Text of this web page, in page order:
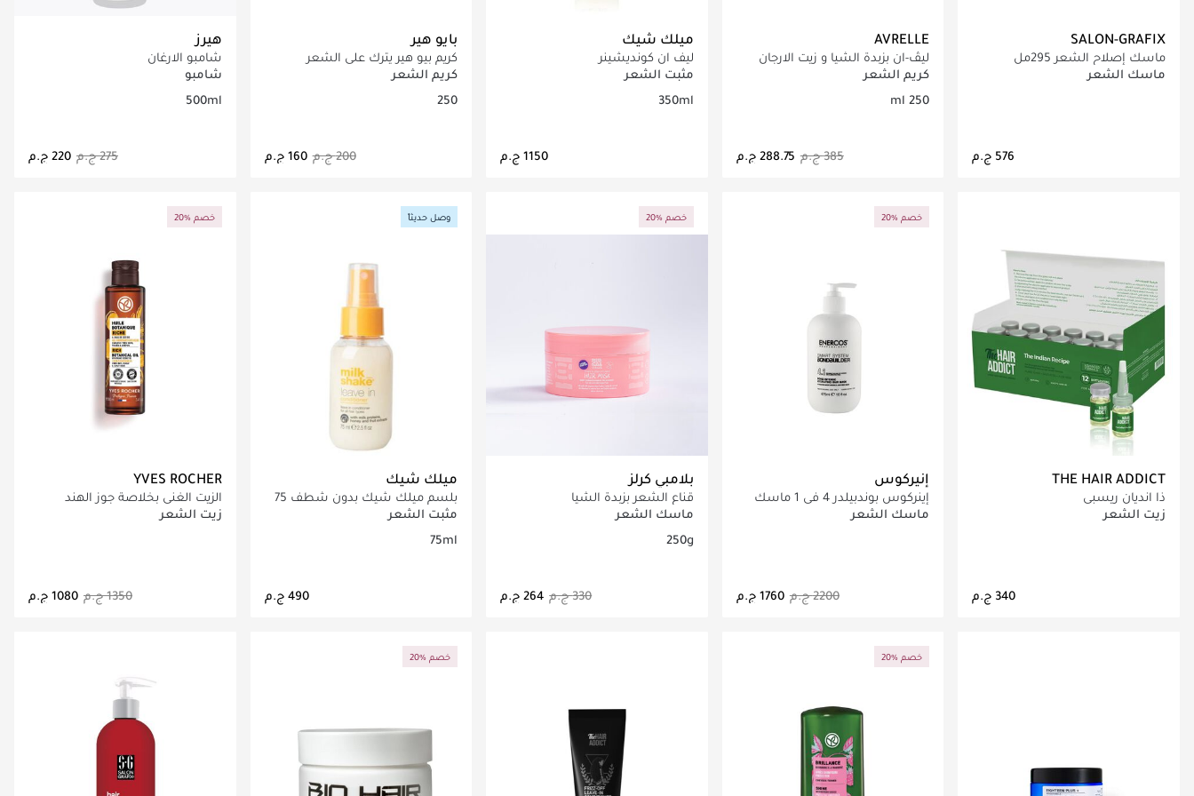
SALON-GRAFIX
ماسك إصلاح الشعر 295مل
ماسك الشعر
AVRELLE
ليڤ-ان بزبدة الشيا و زيت الارجان
كريم الشعر
250 ml
⁦385⁩ ج.م
ميلك شيك
ليف ان كونديشينر
مثبت الشعر
350ml
بايو هير
كريم بيو هير يترك على الشعر
كريم الشعر
250
⁦200⁩ ج.م ⁦160⁩ ج.م
هيرز
شامبو الارغان
شامبو
500ml
THE HAIR ADDICT
ذا انديان ريسبي
زيت الشعر
20% خصم
إنيركوس
إينركوس بوندبيلدر 4 في 1 ماسك
ترطيب مكثف للشعر 475 مل
ماسك الشعر
⁦2200⁩ ج.م ⁦1760⁩ ج.م
20% خصم
بلامبي كرلز
قناع الشعر بزبدة الشيا
ماسك الشعر
250g
⁦330⁩ ج.م
وصل حديثاً
ميلك شيك
بلسم ميلك شيك بدون شطف 75
مل
مثبت الشعر
75ml
⁦490⁩ ج.م
20% خصم
YVES ROCHER
الزيت الغني بخلاصة جوز الهند
العضوية 100مل
زيت الشعر
20% خصم 20% خصم